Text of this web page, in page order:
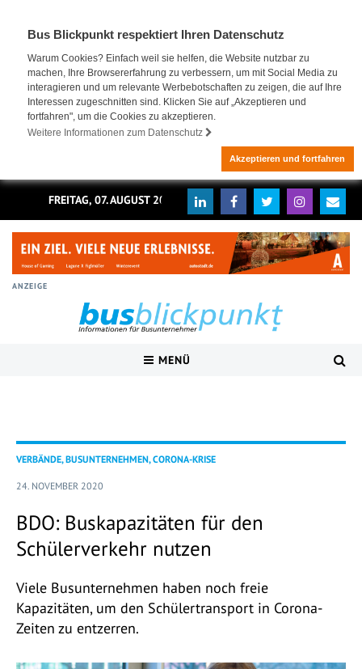
Bus Blickpunkt respektiert Ihren Datenschutz
Warum Cookies? Einfach weil sie helfen, die Website nutzbar zu
machen, Ihre Browsererfahrung zu verbessern, um mit Social Media zu
interagieren und um relevante Werbebotschaften zu zeigen, die auf Ihre
Interessen zugeschnitten sind. Klicken Sie auf „Akzeptieren und
fortfahren", um die Cookies zu akzeptieren.
Weitere Informationen zum Datenschutz
Akzeptieren und fortfahren
FREITAG, 07. AUGUST 2026
ANZEIGE
MENÜ
VERBÄNDE, BUSUNTERNEHMEN, CORONA-KRISE
24. NOVEMBER 2020
BDO: Buskapazitäten für den
Schülerverkehr nutzen
Viele Busunternehmen haben noch freie
Kapazitäten, um den Schülertransport in Corona-
Zeiten zu entzerren.